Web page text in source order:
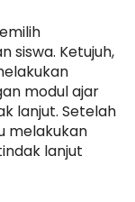
siswa. Ketujuh,
modul ajar
lanjut. Setelah
melakukan
lanjut